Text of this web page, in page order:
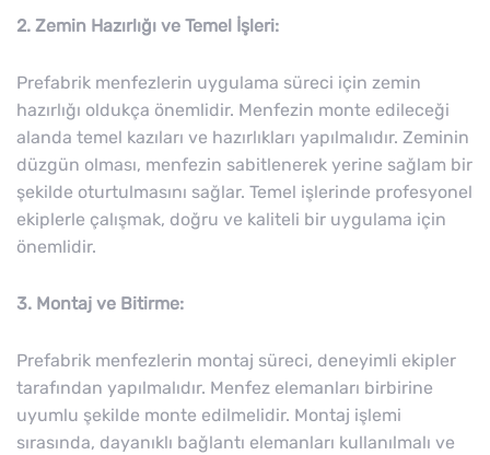
2. Zemin Hazırlığı ve Temel İşleri:
Prefabrik menfezlerin uygulama süreci için zemin
hazırlığı oldukça önemlidir. Menfezin monte edileceği
alanda temel kazıları ve hazırlıkları yapılmalıdır. Zeminin
düzgün olması, menfezin sabitlenerek yerine sağlam bir
şekilde oturtulmasını sağlar. Temel işlerinde profesyonel
ekiplerle çalışmak, doğru ve kaliteli bir uygulama için
önemlidir.
3. Montaj ve Bitirme:
Prefabrik menfezlerin montaj süreci, deneyimli ekipler
tarafından yapılmalıdır. Menfez elemanları birbirine
uyumlu şekilde monte edilmelidir. Montaj işlemi
sırasında, dayanıklı bağlantı elemanları kullanılmalı ve